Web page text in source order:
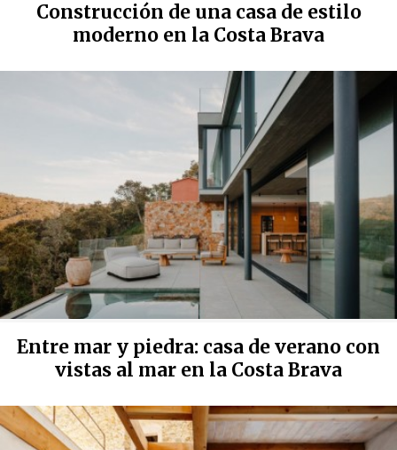
Construcción de una casa de estilo
moderno en la Costa Brava
Entre mar y piedra: casa de verano con
vistas al mar en la Costa Brava